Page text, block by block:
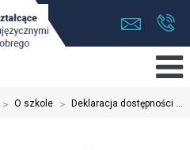
> O szkole > Deklaracja dostępności ...